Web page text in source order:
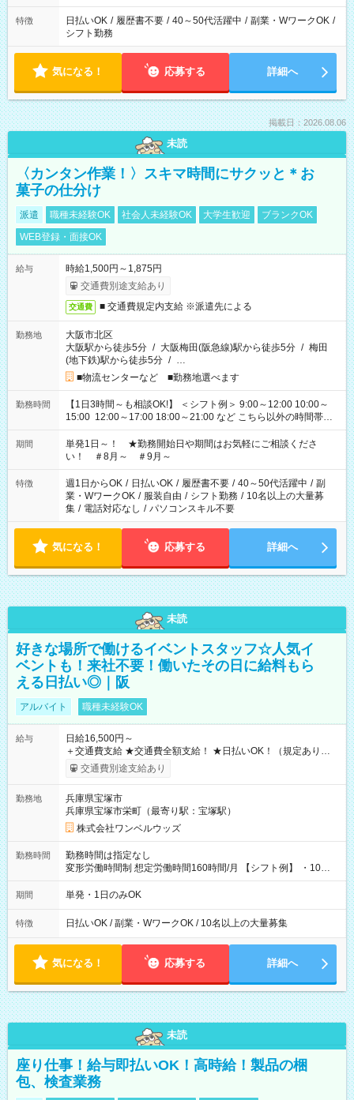
特徴 日払いOK / 履歴書不要 / 40～50代活躍中 / 副業・WワークOK /
シフト勤務
気になる！ 応募する 詳細へ
掲載日：2026.08.06
未読
〈カンタン作業！〉スキマ時間にサクッと＊お
菓子の仕分け
派遣 職種未経験OK 社会人未経験OK 大学生歓迎
ブランクOK
WEB登録・面接OK
給与
時給1,500円～1,875円
交通費別途支給あり
交通費 ■ 交通費規定内支給 ※派遣先による
勤務地
大阪市北区
大阪駅から徒歩5分 / 大阪梅田(阪急線)駅から徒歩5分 / 梅田
(地下鉄)駅から徒歩5分 / …
■物流センターなど ■勤務地選べます
勤務時間
【1日3時間～も相談OK!】 ＜シフト例＞ 9:00～12:00 10:00～
15:00 12:00～17:00 18:00～21:00 など こちら以外の時間帯も
お気軽にご相談ください！
期間
単発1日～！ ★勤務開始日や期間はお気軽にご相談くださ
い！ ＃8月～ ＃9月～
特徴 週1日からOK / 日払いOK / 履歴書不要 / 40～50代活躍中 / 副
業・WワークOK / 服装自由 / シフト勤務 / 10名以上の大量募
集 / 電話対応なし / パソコンスキル不要
気になる！ 応募する 詳細へ
未読
好きな場所で働けるイベントスタッフ☆人気イ
ベントも！来社不要！働いたその日に給料もら
える日払い◎｜阪
アルバイト 職種未経験OK
給与
日給16,500円～
＋交通費支給 ★交通費全額支給！ ★日払いOK！（規定あり） ┗
働いたその日に現金GET♪ お仕事後はコンビニATMから 日払
交通費別途支給あり
勤務地
兵庫県宝塚市
兵庫県宝塚市栄町（最寄り駅：宝塚駅）
株式会社ワンベルウッズ
勤務時間
勤務時間は指定なし
変形労働時間制 想定労働時間160時間/月 【シフト例】 ・10：
00～20：00
期間 単発・1日のみOK
特徴 日払いOK / 副業・WワークOK / 10名以上の大量募集
気になる！ 応募する 詳細へ
未読
座り仕事！給与即払いOK！高時給！製品の梱
包、検査業務